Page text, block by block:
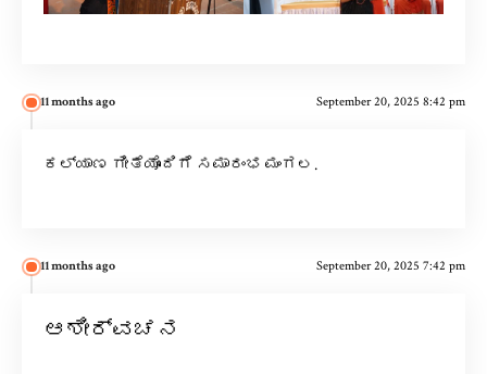
11 months ago September 20, 2025 8:42 pm
ಕಲ್ಯಾಣ ಗೀತೆಯೊಂದಿಗೆ ಸಮಾರಂಭ ಮಂಗಲ.
11 months ago September 20, 2025 7:42 pm
ಆಶೀರ್ವಚನ